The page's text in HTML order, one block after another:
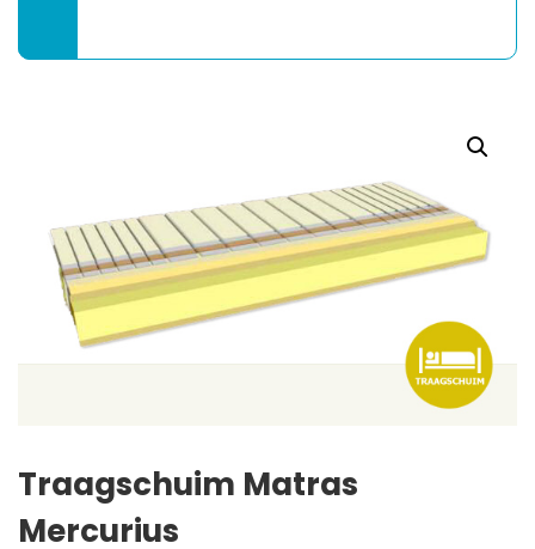
Traagschuim Matras
Mercurius